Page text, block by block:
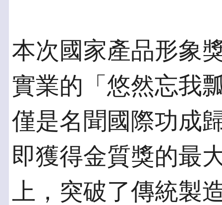
本次國家產品形象
實業的「悠然忘我
僅是名聞國際功成
即獲得金質獎的最
上，突破了傳統製